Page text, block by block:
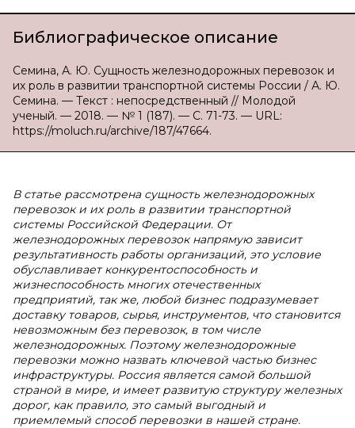
Библиографическое описание
Семина, А. Ю. Сущность железнодорожных перевозок и
их роль в развитии транспортной системы России / А. Ю.
Семина. — Текст : непосредственный // Молодой
ученый. — 2018. — № 1 (187). — С. 71-73. — URL:
https://moluch.ru/archive/187/47664.
В статье рассмотрена сущность железнодорожных
перевозок и их роль в развитии транспортной
системы Российской Федерации. От
железнодорожных перевозок напрямую зависит
результативность работы организаций, это условие
обуславливает конкурентоспособность и
жизнеспособность многих отечественных
предприятий, так же, любой бизнес подразумевает
доставку товаров, сырья, инструментов, что становится
невозможным без перевозок, в том числе
железнодорожных. Поэтому железнодорожные
перевозки можно назвать ключевой частью бизнес
инфраструктуры. Россия является самой большой
страной в мире, и имеет развитую структуру железных
дорог, как правило, это самый выгодный и
приемлемый способ перевозки в нашей стране.